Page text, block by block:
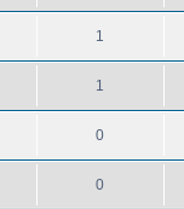
1
1
0
0